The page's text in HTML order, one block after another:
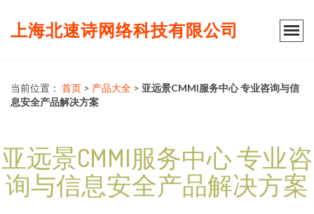
上海北速诗网络科技有限公司
当前位置： 首页 > 产品大全 > 亚远景CMMI服务中心 专业咨询与信
息安全产品解决方案
亚远景CMMI服务中心 专业咨
询与信息安全产品解决方案